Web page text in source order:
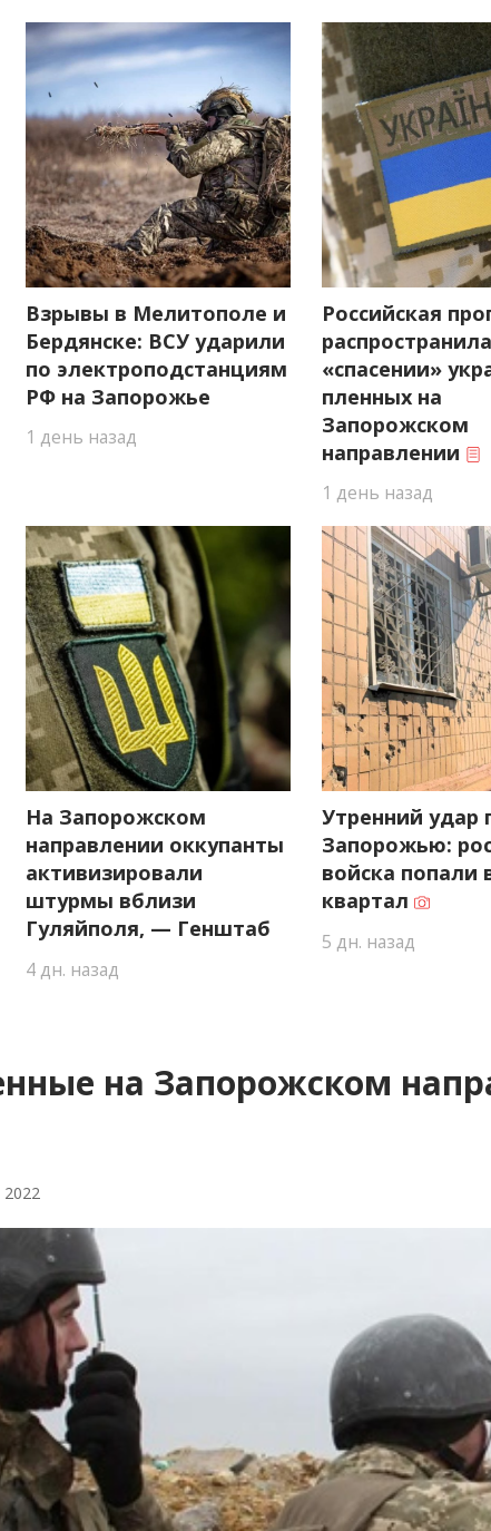
Взрывы в Мелитополе и
Бердянске: ВСУ ударили
по электроподстанциям
РФ на Запорожье
1 день назад
Российская
«спасении»
пленных на
Запорожском
направлении
1 день назад
На Запорожском
направлении оккупанты
активизировали
штурмы вблизи
Гуляйполя, — Генштаб
4 дн. назад
Утренний удар
Запорожью:
войска попали
квартал
5 дн. назад
на Запорожском
2022